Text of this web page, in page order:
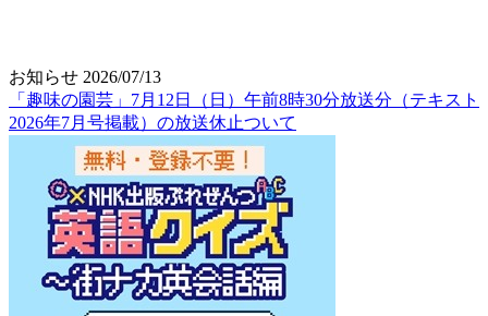
お知らせ 2026/07/13
「趣味の園芸」7月12日（日）午前8時30分放送分（テキスト
2026年7月号掲載）の放送休止ついて